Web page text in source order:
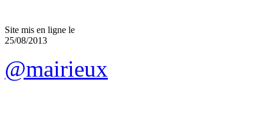
Site mis en ligne le
25/08/2013
@mairieux